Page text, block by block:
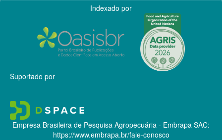
Indexado por
Suportado por
Empresa Brasileira de Pesquisa Agropecuária - Embrapa SAC:
https://www.embrapa.br/fale-conosco